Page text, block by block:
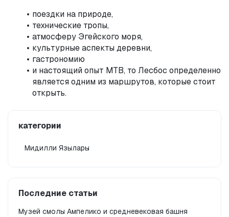
поездки на природе,
технические тропы,
атмосферу Эгейского моря,
культурные аспекты деревни,
гастрономию
и настоящий опыт MTB, то Лесбос определенно
является одним из маршрутов, которые стоит
открыть.
категории
Мидилли Язылары
Последние статьи
Музей смолы Ампелико и средневековая башня